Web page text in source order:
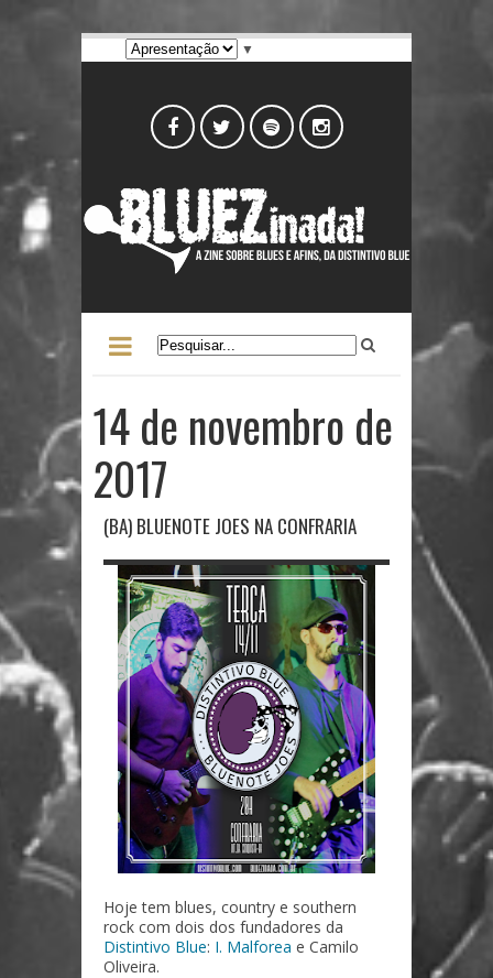
▼
14 de novembro de
2017
(BA) BLUENOTE JOES NA CONFRARIA
Hoje tem blues, country e southern
rock com dois dos fundadores da
Distintivo Blue: I. Malforea e Camilo
Oliveira.